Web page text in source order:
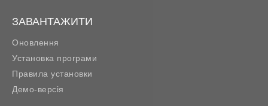
ЗАВАНТАЖИТИ
Оновлення
Установка програми
Правила установки
Демо-версія